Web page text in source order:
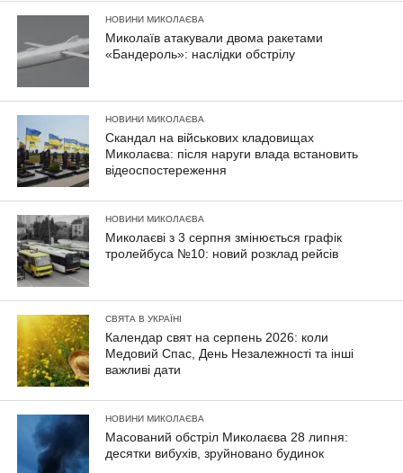
НОВИНИ МИКОЛАЄВА
Миколаїв атакували двома ракетами
«Бандероль»: наслідки обстрілу
НОВИНИ МИКОЛАЄВА
Скандал на військових кладовищах
Миколаєва: після наруги влада встановить
відеоспостереження
НОВИНИ МИКОЛАЄВА
Миколаєві з 3 серпня змінюється графік
тролейбуса №10: новий розклад рейсів
СВЯТА В УКРАЇНІ
Календар свят на серпень 2026: коли
Медовий Спас, День Незалежності та інші
важливі дати
НОВИНИ МИКОЛАЄВА
Масований обстріл Миколаєва 28 липня:
десятки вибухів, зруйновано будинок